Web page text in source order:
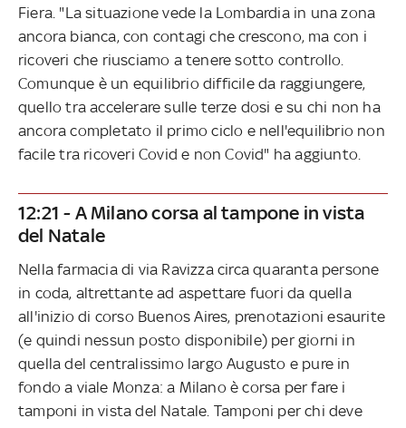
Fiera. "La situazione vede la Lombardia in una zona
ancora bianca, con contagi che crescono, ma con i
ricoveri che riusciamo a tenere sotto controllo.
Comunque è un equilibrio difficile da raggiungere,
quello tra accelerare sulle terze dosi e su chi non ha
ancora completato il primo ciclo e nell'equilibrio non
facile tra ricoveri Covid e non Covid" ha aggiunto.
12:21 - A Milano corsa al tampone in vista
del Natale
Nella farmacia di via Ravizza circa quaranta persone
in coda, altrettante ad aspettare fuori da quella
all'inizio di corso Buenos Aires, prenotazioni esaurite
(e quindi nessun posto disponibile) per giorni in
quella del centralissimo largo Augusto e pure in
fondo a viale Monza: a Milano è corsa per fare i
tamponi in vista del Natale. Tamponi per chi deve